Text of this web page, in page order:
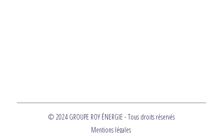
© 2024 GROUPE ROY ÉNERGIE - Tous droits réservés
Mentions légales